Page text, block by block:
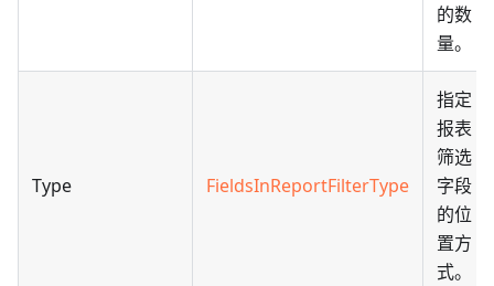
的数
量。
Type FieldsInReportFilterType
指定
报表
筛选
字段
的位
置方
式。